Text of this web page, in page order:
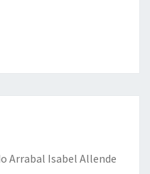
Arrabal Isabel Allende